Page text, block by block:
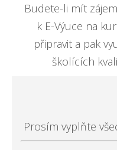
Budete-li mít
k E-Výuce na
připravit a pak
školících
Prosím vyplňte